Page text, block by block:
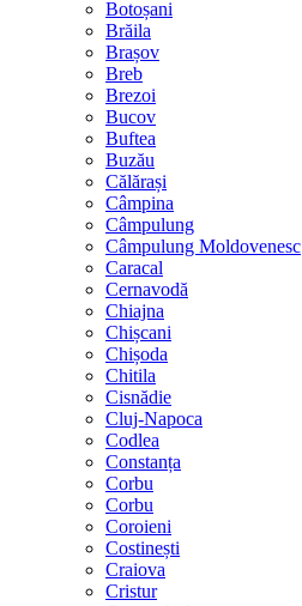
Botoșani
Brăila
Brașov
Breb
Brezoi
Bucov
Buftea
Buzău
Călărași
Câmpina
Câmpulung
Câmpulung Moldovenesc
Caracal
Cernavodă
Chiajna
Chișcani
Chișoda
Chitila
Cisnădie
Cluj-Napoca
Codlea
Constanța
Corbu
Corbu
Coroieni
Costinești
Craiova
Cristur